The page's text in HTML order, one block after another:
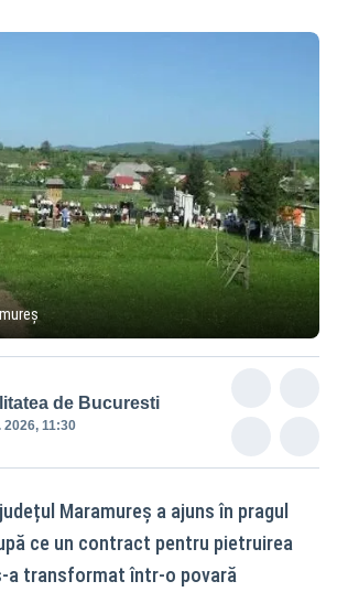
de Bucuresti
2026, 11:30
Maramureș a ajuns în pragul
ce un contract pentru pietruirea
a transformat într-o povară